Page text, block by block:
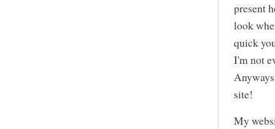
present
look
quick
I'm not
site!
My